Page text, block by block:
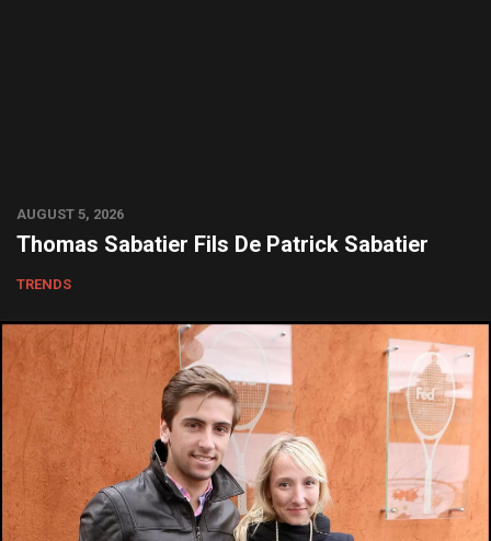
AUGUST 5, 2026
Thomas Sabatier Fils De Patrick Sabatier
TRENDS